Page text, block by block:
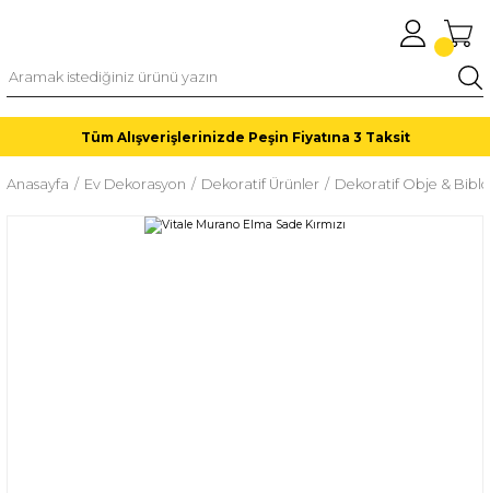
Tüm Alışverişlerinizde Peşin Fiyatına 3 Taksit
Anasayfa Ev Dekorasyon Dekoratif Ürünler Dekoratif Obje & Biblo